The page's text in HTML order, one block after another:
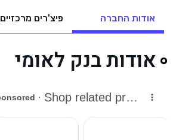
אודות החברה פיצ'רים מרכזיים
אודות בנק לאומי